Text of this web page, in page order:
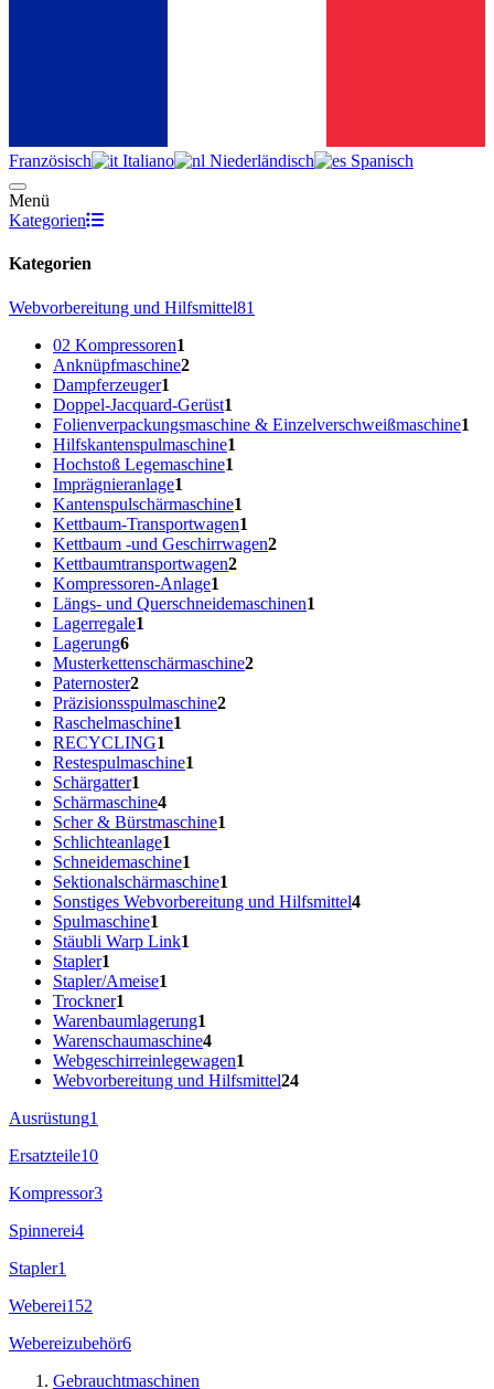
Französisch Italiano Niederländisch Spanisch
Menü
Kategorien
Kategorien
Webvorbereitung und Hilfsmittel81
02 Kompressoren1
Anknüpfmaschine2
Dampferzeuger1
Doppel-Jacquard-Gerüst1
Folienverpackungsmaschine & Einzelverschweißmaschine1
Hilfskantenspulmaschine1
Hochstoß Legemaschine1
Imprägnieranlage1
Kantenspulschärmaschine1
Kettbaum-Transportwagen1
Kettbaum -und Geschirrwagen2
Kettbaumtransportwagen2
Kompressoren-Anlage1
Längs- und Querschneidemaschinen1
Lagerregale1
Lagerung6
Musterkettenschärmaschine2
Paternoster2
Präzisionsspulmaschine2
Raschelmaschine1
RECYCLING1
Restespulmaschine1
Schärgatter1
Schärmaschine4
Scher & Bürstmaschine1
Schlichteanlage1
Schneidemaschine1
Sektionalschärmaschine1
Sonstiges Webvorbereitung und Hilfsmittel4
Spulmaschine1
Stäubli Warp Link1
Stapler1
Stapler/Ameise1
Trockner1
Warenbaumlagerung1
Warenschaumaschine4
Webgeschirreinlegewagen1
Webvorbereitung und Hilfsmittel24
Ausrüstung1
Ersatzteile10
Kompressor3
Spinnerei4
Stapler1
Weberei152
Webereizubehör6
Gebrauchtmaschinen